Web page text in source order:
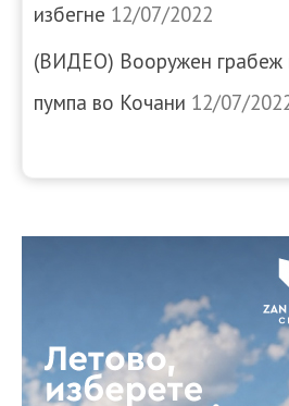
избегне 12/07/2022
(ВИДЕО) Вооружен грабеж
пумпа во Кочани 12/07/